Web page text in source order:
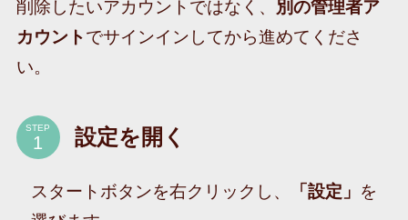
削除したいアカウントではなく、 別の管理者ア
カウントでサインインしてから進めてくださ
い。
STEP 設定を開く
スタートボタンを右クリックし、 「設定」 を